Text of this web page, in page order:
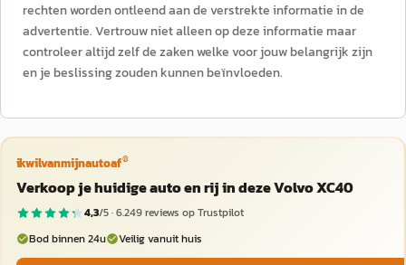
rechten worden ontleend aan de verstrekte informatie in de
advertentie. Vertrouw niet alleen op deze informatie maar
controleer altijd zelf de zaken welke voor jouw belangrijk zijn
en je beslissing zouden kunnen beïnvloeden.
ikwilvanmijnautoaf®
Verkoop je huidige auto en rij in deze Volvo XC40
4,3/5 ·6.249reviews op Trustpilot
Bod binnen 24u
Veilig vanuit huis